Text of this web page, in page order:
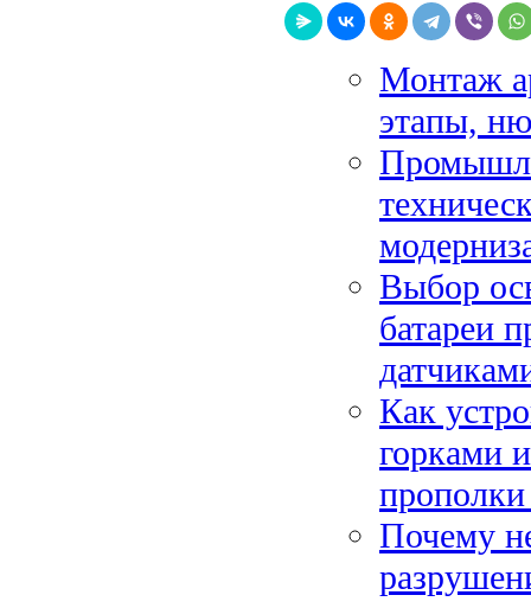
Монтаж
этапы,
Выбор
батареи
Как
горками
Почему